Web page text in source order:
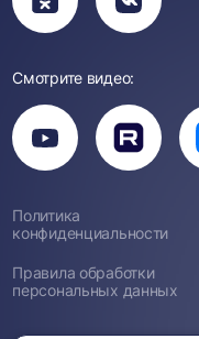
в
группу
в
группу
Смотрите видео:
Вы
перейдете
на
канал
Вы
перейдете
Политика
конфиденциальности
Правила обработки
персональных данных